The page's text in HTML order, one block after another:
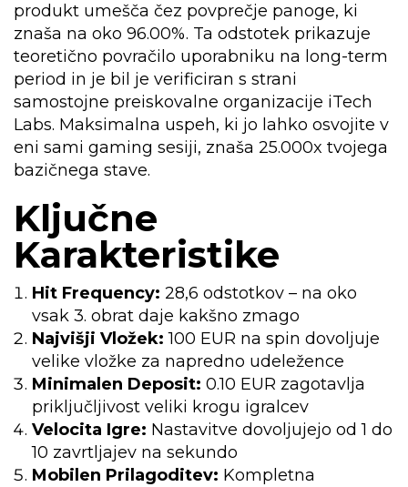
produkt umešča čez povprečje panoge, ki
znaša na oko 96.00%. Ta odstotek prikazuje
teoretično povračilo uporabniku na long-term
period in je bil je verificiran s strani
samostojne preiskovalne organizacije iTech
Labs. Maksimalna uspeh, ki jo lahko osvojite v
eni sami gaming sesiji, znaša 25.000x tvojega
bazičnega stave.
Ključne
Karakteristike
Hit Frequency: 28,6 odstotkov – na oko
vsak 3. obrat daje kakšno zmago
Najvišji Vložek: 100 EUR na spin dovoljuje
velike vložke za napredno udeležence
Minimalen Deposit: 0.10 EUR zagotavlja
priključljivost veliki krogu igralcev
Velocita Igre: Nastavitve dovoljujejo od 1 do
10 zavrtljajev na sekundo
Mobilen Prilagoditev: Kompletna